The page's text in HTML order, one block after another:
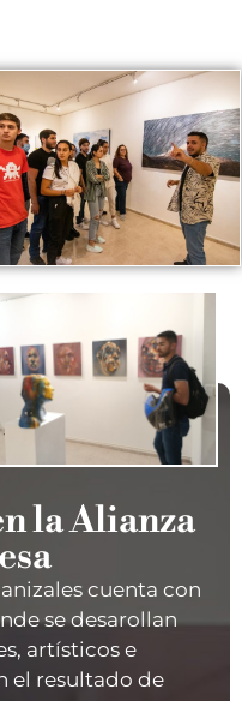
la Alianza
cuenta con
se desarollan
artísticos e
el resultado de